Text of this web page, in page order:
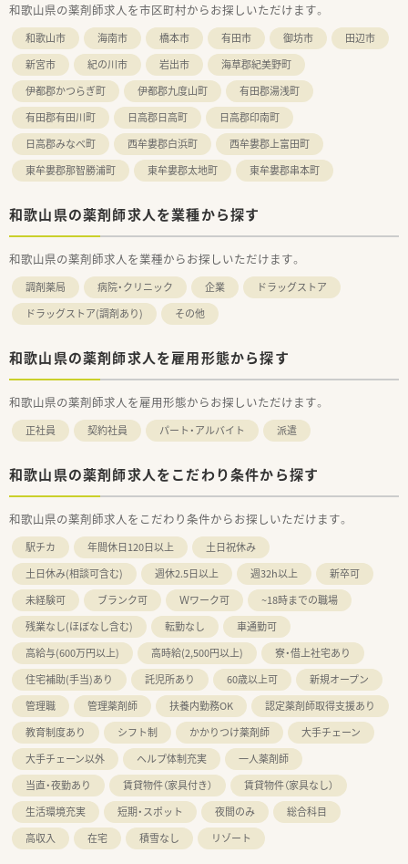
す。
■勤務形態やシフトについて柔軟に相談できる風通しの良さが
あり、個々の事情に寄り添った対応をしてくれる薬局です。
和歌山県の薬剤師求人を市区町村からお探しいただけます。
和歌山市 海南市 橋本市 有田市 御坊市
田辺市
新宮市
紀の川市 岩出市
海草郡紀美野町
伊都郡かつらぎ町
伊都郡九度山町
有田郡湯浅町
有田郡有田川町
日高郡日高町
日高郡印南町
日高郡みなべ町
西牟婁郡白浜町
西牟婁郡上富田町
東牟婁郡那智勝浦町
東牟婁郡太地町 東牟婁郡串本町
和歌山県の薬剤師求人を業種から探す
和歌山県の薬剤師求人を業種からお探しいただけます。
調剤薬局 病院・クリニック 企業
ドラッグストア
ドラッグストア(調剤あり)
その他
和歌山県の薬剤師求人を雇用形態から探す
和歌山県の薬剤師求人を雇用形態からお探しいただけます。
正社員 契約社員 パート・アルバイト 派遣
和歌山県の薬剤師求人をこだわり条件から探す
和歌山県の薬剤師求人をこだわり条件からお探しいただけます。
駅チカ 年間休日120日以上
土日祝休み
土日休み(相談可含む)
週休2.5日以上 週32h以上
新卒可
未経験可
ブランク可 Ｗワーク可
~18時までの職場
残業なし(ほぼなし含む)
転勤なし
車通勤可
高給与(600万円以上)
高時給(2,500円以上)
寮・借上社宅あり
住宅補助(手当)あり
託児所あり 60歳以上可
新規オープン
管理職
管理薬剤師 扶養内勤務OK
認定薬剤師取得支援あり
教育制度あり
シフト制 かかりつけ薬剤師
大手チェーン
大手チェーン以外
ヘルプ体制充実
一人薬剤師
当直・夜勤あり
賃貸物件（家具付き）
賃貸物件（家具なし）
生活環境充実
短期・スポット 夜間のみ
総合科目
高収入
在宅 積雪なし リゾート